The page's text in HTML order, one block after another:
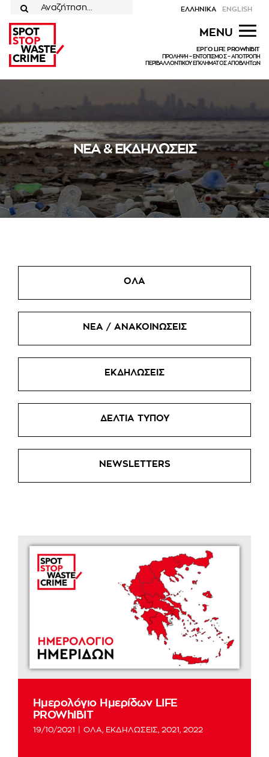
Μετάβαση
περιεχόμενο
ΕΛΛΗΝΙΚΑ ENGLISH
MENU
ΕΡΓΟ LIFE PROWhIBIT
ΠΡΟΛΗΨΗ – ΕΝΤΟΠΙΣΜΟΣ – ΑΠΟΤΡΟΠΗ
ΠΕΡΙΒΑΛΛΟΝΤΙΚΟΥ ΕΓΚΛΗΜΑΤΟΣ ΑΠΟΒΛΗΤΩΝ
ΝΕΑ & ΕΚΔΗΛΩΣΕΙΣ
ΟΛΑ
ΝΕΑ / ΑΝΑΚΟΙΝΩΣΕΙΣ
ΕΚΔΗΛΩΣΕΙΣ
ΔΕΛΤΙΑ ΤΥΠΟΥ
NEWSLETTERS
Ημερολόγιο Ημερίδων LIFE
PROWhIBIT
19/10/2021 ΟΛΑ, ΕΚΔΗΛΩΣΕΙΣ, 2021, 2022